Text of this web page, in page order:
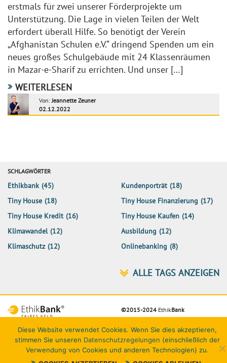
erstmals für zwei unserer Förderprojekte um
Unterstützung. Die Lage in vielen Teilen der Welt
erfordert überall Hilfe. So benötigt der Verein
„Afghanistan Schulen e.V.“ dringend Spenden um ein
neues großes Schulgebäude mit 24 Klassenräumen
in Mazar-e-Sharif zu errichten. Und unser […]
WEITERLESEN
Von:Jeannette Zeuner
02.12.2022
SCHLAGWÖRTER
Ethikbank (45) Kundenporträt (18)
Tiny House (18) Tiny House Finanzierung (17)
Tiny House Kredit (16) Tiny House Kaufen (14)
Klimawandel (12) Ausbildung (12)
Klimaschutz (12) Onlinebanking (8)
©2015-2024 EthikBank
Netiquette Datenschutz Impressum Kontakt
Diese Website verwendet Cookies. Wenn Sie dies akzeptieren,
stimmen Sie unseren Datenschutzregelungen (einschließlich der
Verwendung von Cookies und anderen Technologien) zu.